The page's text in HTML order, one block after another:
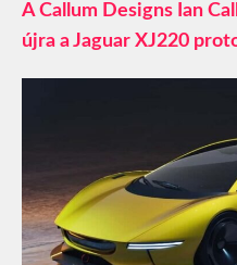
A Callum Designs Ian
újra a Jaguar XJ220